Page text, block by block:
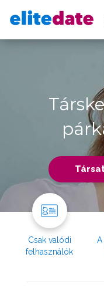
Csak valódi
felhasználók